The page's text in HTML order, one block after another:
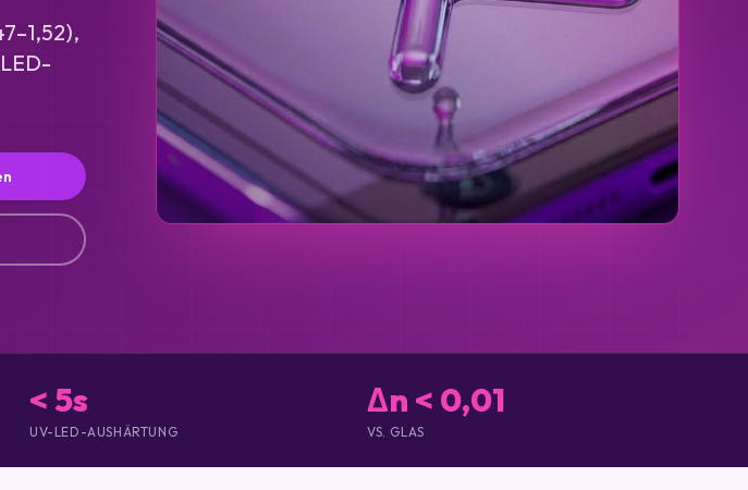
< 5s
UV-LED-AUSHÄRTUNG
Δn < 0,01
VS. GLAS